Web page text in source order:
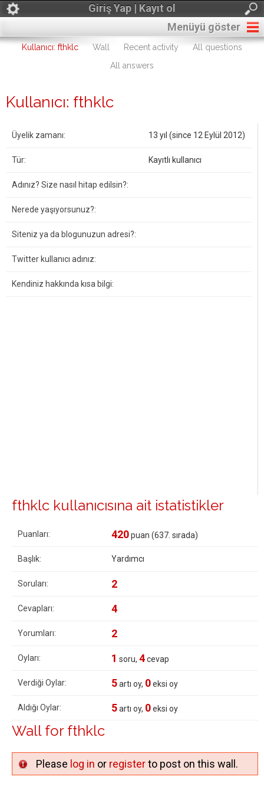
Giriş Yap | Kayıt ol
Menüyü göster
Kullanıcı: fthklc Wall Recent activity
All questions
All answers
Kullanıcı: fthklc
Üyelik zamanı: 13 yıl (since 12 Eylül 2012)
Tür: Kayıtlı kullanıcı
Adınız? Size nasıl hitap edilsin?:
Nerede yaşıyorsunuz?:
Siteniz ya da blogunuzun adresi?:
Twitter kullanıcı adınız:
Kendiniz hakkında kısa bilgi:
fthklc kullanıcısına ait istatistikler
Puanları: 420puan (637 . sırada)
Başlık: Yardımcı
Soruları: 2
Cevapları: 4
Yorumları: 2
Oyları: 1 soru, 4cevap
Verdiği Oylar: 5artı oy, 0eksi oy
Aldığı Oylar: 5artı oy, 0eksi oy
Wall for fthklc
Please log in or registerto post on this wall.